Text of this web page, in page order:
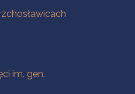
im. gen.